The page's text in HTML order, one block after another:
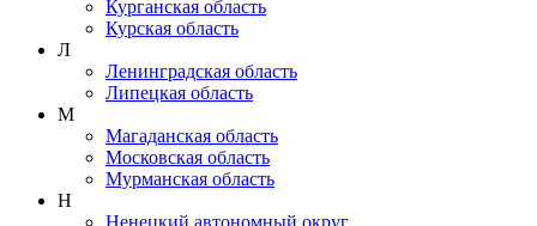
Курганская область
Курская область
Л
Ленинградская область
Липецкая область
М
Магаданская область
Московская область
Мурманская область
Н